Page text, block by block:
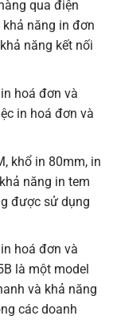
qua điện
năng in đơn
năng kết nối
hoá đơn và
in hoá đơn và
khổ in 80mm, in
năng in tem
được sử dụng
hoá đơn và
là một model
và khả năng
các doanh